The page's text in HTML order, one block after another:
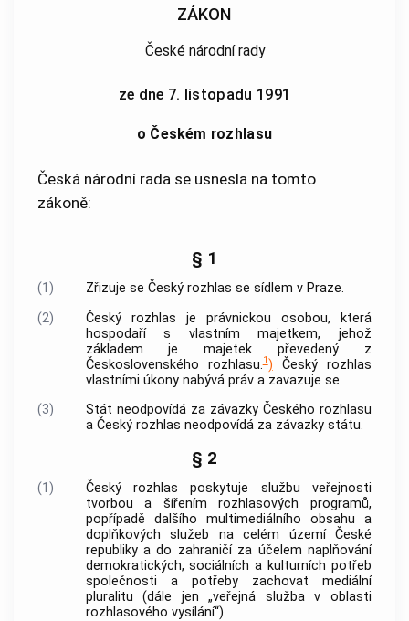
ZÁKON
České národní rady
ze dne 7. listopadu 1991
o Českém rozhlasu
Česká národní rada se usnesla na tomto
zákoně:
§ 1
(1)
Zřizuje se Český rozhlas se sídlem v Praze.
(2)
Český rozhlas je právnickou osobou, která
hospodaří s vlastním majetkem, jehož
základem je majetek převedený z
Československého rozhlasu.1) Český rozhlas
vlastními úkony nabývá práv a zavazuje se.
(3)
Stát neodpovídá za závazky Českého rozhlasu
a Český rozhlas neodpovídá za závazky státu.
§ 2
(1)
Český rozhlas poskytuje službu veřejnosti
tvorbou a šířením rozhlasových programů,
popřípadě dalšího multimediálního obsahu a
doplňkových služeb na celém území České
republiky a do zahraničí za účelem naplňování
demokratických, sociálních a kulturních potřeb
společnosti a potřeby zachovat mediální
pluralitu (dále jen „veřejná služba v oblasti
rozhlasového vysílání“).